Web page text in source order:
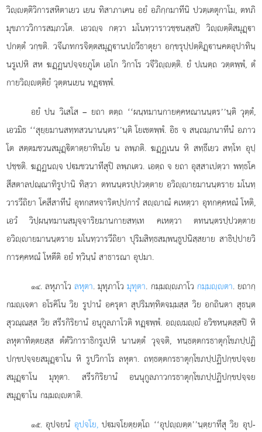
วิฺตฺติวิการสหิตาเยว เยน ทิสาภาเคน อยํ อภิกฺกมาทีนิ ปวตฺเตตุกาโม, ตทภิ
มุขภาววิการสมฺภวโต. เอวฺจ กตฺวา มโนทฺวาราวชฺชนสฺสปิ วิฺตฺติสมุฏฺา
ปกตฺตํ วกฺขติ. วจีเภทกรจิตฺตสมุฏฺานปถวีธาตุยา อกฺขรุปฺปตฺติฏฺานคตอุปาทินฺ
นรูเปหิ สห ฆฏฺฏนปจฺจยภูโต เอโก วิกาโร วจีวิฺตฺติ. ยํ ปเนตฺถ วตฺตพฺพํ, ตํ
กายวิฺตฺติยํ วุตฺตนเยน ทฏฺพฺพํ.
อยํ ปน วิเสโส – ยถา ตตฺถ ‘‘ผนฺทมานกายคฺคหณานนฺตร’’นฺติ วุตฺตํ,
เอวมิธ ‘‘สุยฺยมานสทฺทสวนานนฺตร’’นฺติ โยเชตพฺพํ. อิธ จ สนฺถมฺภนาทีนํ อภาว
โต สตฺตมชวนสมุฏฺิตาตฺยาทินโยน ลพฺภติ. ฆฏฺฏเนน หิ สทฺธึเยว สทฺโท อุปฺ
ปชฺชติ. ฆฏฺฏนฺจ ปมชวนาทีสุปิ ลพฺภเตว. เอตฺถ จ ยถา อุสฺสาเปตฺวา พทฺธโค
สีสตาลปณฺณาทิรูปานิ ทิสฺวา ตทนนฺตรปฺปวตฺตาย อวิฺายมานนฺตราย มโนทฺ
วารวีถิยา โคสีสาทีนํ อุทกสหจาริตปฺปการํ สฺาณํ คเหตฺวา อุทกคฺคหณํ โหติ,
เอวํ วิปฺผนฺทมานสมุจฺจาริยมานกายสทฺเท คเหตฺวา ตทนนฺตรปฺปวตฺตาย
อวิฺายมานนฺตราย มโนทฺวารวีถิยา ปุริมสิทฺธสมฺพนฺธูปนิสฺสยาย สาธิปฺปายวิ
การคฺคหณํ โหตีติ อยํ ทฺวินฺนํ สาธารณา อุปมา.
๑๔. ลหุภาโวลหุตา. มุทุภาโวมุทุตา. กมฺมฺภาโว กมฺมฺตา. ยถากฺ
กมฺเจตา อโรคิโน วิย รูปานํ อครุตา สุปริมทฺทิตจมฺมสฺส วิย อกถินตา สุธนฺต
สุวณฺณสฺส วิย สรีรกิริยานํ อนุกูลภาโวติ ทฏฺพฺพํ. อฺมฺํ อวิชหนฺตสฺสปิ หิ
ลหุตาทิตฺตยสฺส ตํตํวิการาธิกรูเปหิ นานตฺตํ วุจฺจติ, ทนฺธตฺตกรธาตุกฺโขภปฺปฏิ
ปกฺขปจฺจยสมุฏฺาโน หิ รูปวิกาโร ลหุตา. ถทฺธตฺตกรธาตุกฺโขภปฺปฏิปกฺขปจฺจย
สมุฏฺาโน มุทุตา. สรีรกิริยานํ อนนุกูลภาวกรธาตุกฺโขภปฺปฏิปกฺขปจฺจย
สมุฏฺาโน กมฺมฺตาติ.
๑๕. อุปจยนํ อุปจโย,ปมจโยตฺยตฺโถ ‘‘อุปฺตฺต’’นฺตฺยาทีสุ วิย อุป-